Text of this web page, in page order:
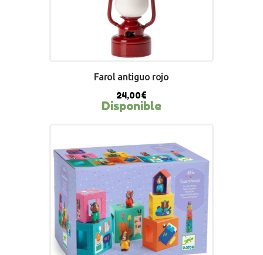
Farol antiguo rojo
24,00€
Disponible